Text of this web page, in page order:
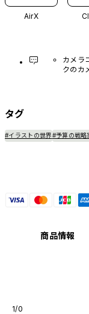
AirX
カメラ
クのカ
タグ
#イラストの世界#予算の戦略
商品情報
1/0